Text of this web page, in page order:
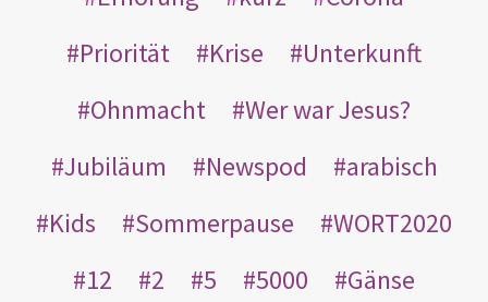
Priorität
Krise
Unterkunft
Ohnmacht
Wer war Jesus?
Jubiläum
Newspod
arabisch
Kids
Sommerpause
WORT2020
12
2 5 5000
Gänse